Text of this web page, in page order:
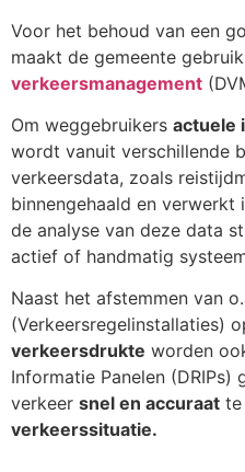
Voor het behoud van een
maakt de gemeente
verkeersmanagement
Om weggebruikers actuele
wordt vanuit verschillende
verkeersdata, zoals
binnengehaald en verwerkt
de analyse van deze data
actief of handmatig
Naast het afstemmen van
(Verkeersregelinstallaties)
verkeersdrukte worden
Informatie Panelen (DRIPs)
verkeer snel en accuraat te
verkeerssituatie.